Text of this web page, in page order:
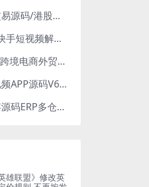
海外股票交易源码/港股泰股/美股源码/印度股源码/马拉西亚股票源码/国际股票配资
2024 抖音快手短视频解析去水印php源码
Java多语言跨境电商外贸商城TikToKshop内嵌商城I商家入驻I一键铺
新版绿豆视频APP源码V6.6 免授权插件版
PHP进销存源码ERP多仓库管理系统 手机版进销存 php网络版进销存小程序
雄联盟》修改英